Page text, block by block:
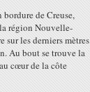
de Creuse,
région Nouvelle-
sur les derniers mètres
Au bout se trouve la
cœur de la côte